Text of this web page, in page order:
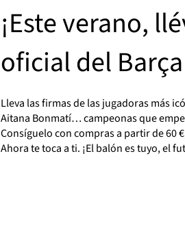
¡Este verano,
oficial del
Lleva las firmas de las jugadoras más
Aitana Bonmatí… campeonas que
Consíguelo con compras a partir de 60
Ahora te toca a ti. ¡El balón es tuyo, el